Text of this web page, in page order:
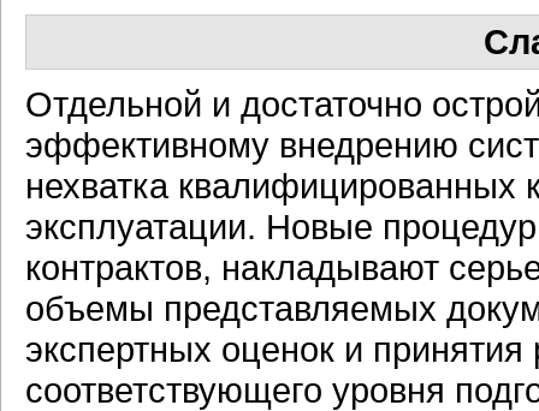
Отдельной и достаточно
эффективному внедрению
нехватка квалифицированных
эксплуатации. Новые
контрактов, накладывают
объемы представляемых
экспертных оценок и
соответствующего уровня